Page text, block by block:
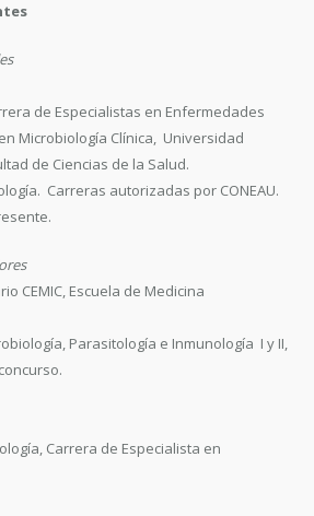
de Especialistas en Enfermedades
Microbiología Clínica, Universidad
de Ciencias de la Salud.
Carreras autorizadas por CONEAU.
CEMIC, Escuela de Medicina
Parasitología e Inmunología I y II,
Carrera de Especialista en